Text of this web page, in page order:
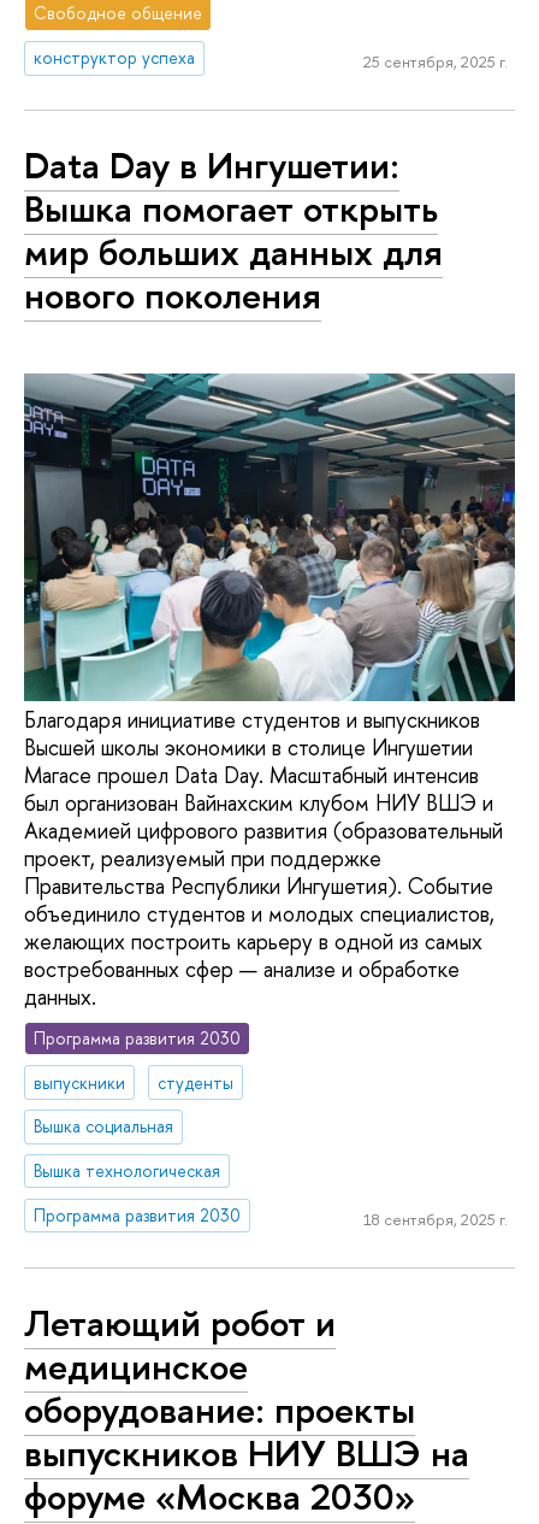
Свободное общение
конструктор успеха
25 сентября, 2025 г.
Data Day в Ингушетии:
Вышка помогает открыть
мир больших данных для
нового поколения
Благодаря инициативе студентов и выпускников
Высшей школы экономики в столице Ингушетии
Магасе прошел Data Day. Масштабный интенсив
был организован Вайнахским клубом НИУ ВШЭ и
Академией цифрового развития (образовательный
проект, реализуемый при поддержке
Правительства Республики Ингушетия). Событие
объединило студентов и молодых специалистов,
желающих построить карьеру в одной из самых
востребованных сфер — анализе и обработке
данных.
Программа развития 2030
выпускники
студенты
Вышка социальная
Вышка технологическая
Программа развития 2030
18 сентября, 2025 г.
Летающий робот и
медицинское
оборудование: проекты
выпускников НИУ ВШЭ на
форуме «Москва 2030»